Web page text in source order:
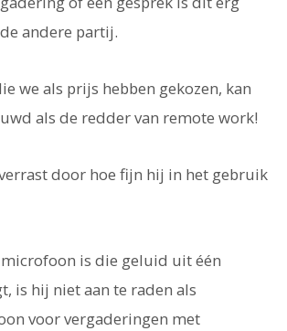
andere partij.
we als prijs hebben gekozen, kan
als de redder van remote work!
door hoe fijn hij in het gebruik
is die geluid uit één
is hij niet aan te raden als
voor vergaderingen met